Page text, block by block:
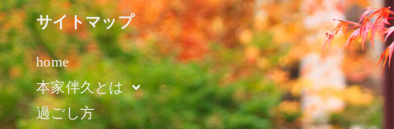
サイトマップ
home
本家伴久とは
過ごし方